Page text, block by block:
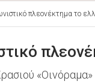
πλεονέκτημα το